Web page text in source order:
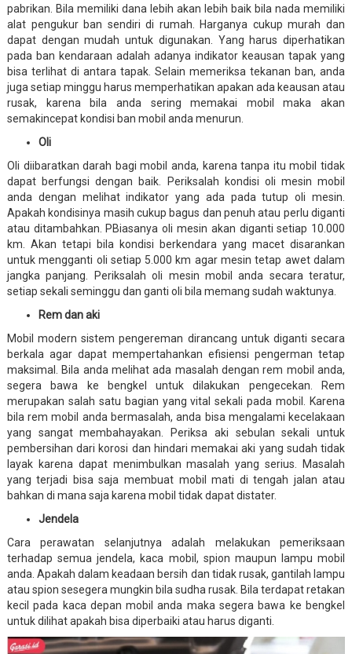
pabrikan. Bila memiliki dana lebih akan lebih baik bila nada memiliki
alat pengukur ban sendiri di rumah. Harganya cukup murah dan
dapat dengan mudah untuk digunakan. Yang harus diperhatikan
pada ban kendaraan adalah adanya indikator keausan tapak yang
bisa terlihat di antara tapak. Selain memeriksa tekanan ban, anda
juga setiap minggu harus memperhatikan apakan ada keausan atau
rusak, karena bila anda sering memakai mobil maka akan
semakincepat kondisi ban mobil anda menurun.
Oli
Oli diibaratkan darah bagi mobil anda, karena tanpa itu mobil tidak
dapat berfungsi dengan baik. Periksalah kondisi oli mesin mobil
anda dengan melihat indikator yang ada pada tutup oli mesin.
Apakah kondisinya masih cukup bagus dan penuh atau perlu diganti
atau ditambahkan. PBiasanya oli mesin akan diganti setiap 10.000
km. Akan tetapi bila kondisi berkendara yang macet disarankan
untuk mengganti oli setiap 5.000 km agar mesin tetap awet dalam
jangka panjang. Periksalah oli mesin mobil anda secara teratur,
setiap sekali seminggu dan ganti oli bila memang sudah waktunya.
Rem dan aki
Mobil modern sistem pengereman dirancang untuk diganti secara
berkala agar dapat mempertahankan efisiensi pengerman tetap
maksimal. Bila anda melihat ada masalah dengan rem mobil anda,
segera bawa ke bengkel untuk dilakukan pengecekan. Rem
merupakan salah satu bagian yang vital sekali pada mobil. Karena
bila rem mobil anda bermasalah, anda bisa mengalami kecelakaan
yang sangat membahayakan. Periksa aki sebulan sekali untuk
pembersihan dari korosi dan hindari memakai aki yang sudah tidak
layak karena dapat menimbulkan masalah yang serius. Masalah
yang terjadi bisa saja membuat mobil mati di tengah jalan atau
bahkan di mana saja karena mobil tidak dapat distater.
Jendela
Cara perawatan selanjutnya adalah melakukan pemeriksaan
terhadap semua jendela, kaca mobil, spion maupun lampu mobil
anda. Apakah dalam keadaan bersih dan tidak rusak, gantilah lampu
atau spion sesegera mungkin bila sudha rusak. Bila terdapat retakan
kecil pada kaca depan mobil anda maka segera bawa ke bengkel
untuk dilihat apakah bisa diperbaiki atau harus diganti.